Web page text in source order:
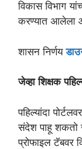
विकास विभाग
करण्यात आलेला
शासन निर्णय
जेव्हा शिक्षक
पहिल्यांदा
संदेश पाहू शकतो
प्रोफाइल टॅबवर